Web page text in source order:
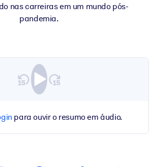
nas carreiras em um mundo pós-
pandemia.
para ouvir o resumo em áudio.